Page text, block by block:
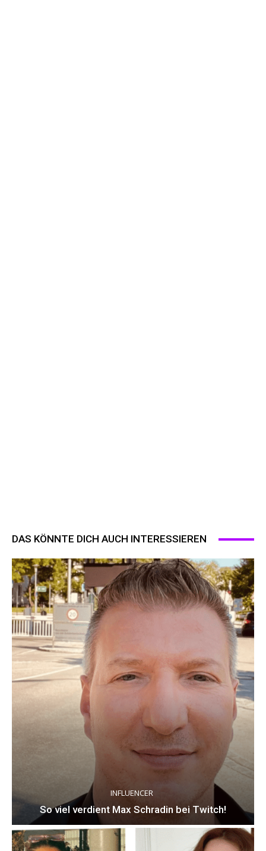
DAS KÖNNTE DICH AUCH INTERESSIEREN
INFLUENCER
So viel verdient Max Schradin bei Twitch!